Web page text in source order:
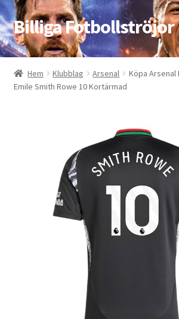
Hoppa
till
navigering
Hoppa
till
innehåll
Billiga Fotbollströjor
Hem
Bloggar
Kontakta oss
Mitt konto
Hem Klubblag Arsenal
Köpa
Emile Smith Rowe 10 Kortärmad